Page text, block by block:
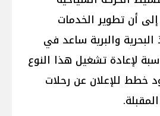
أن تطوير الخدمات
البحرية والبرية ساعد في
لإعادة تشغيل هذا النوع
خطط للإعلان عن رحلات